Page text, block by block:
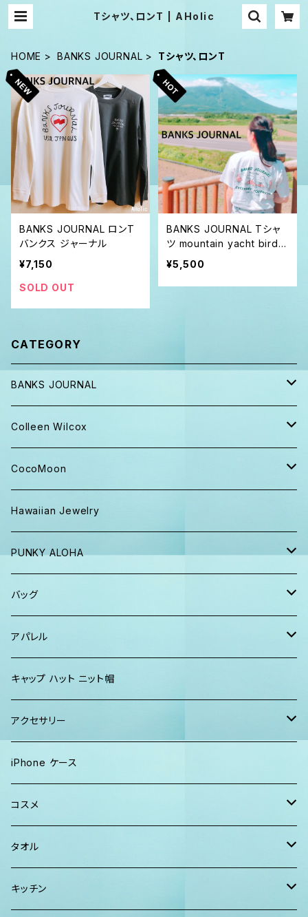
Tシャツ、ロンT | AHolic
HOME BANKS JOURNAL Tシャツ、ロンT
BANKS JOURNAL ロンT
バンクス ジャーナル
¥7,150
SOLD OUT
BANKS JOURNAL Tシャ
ツ mountain yacht bird
バンクス ジャーナル
¥5,500
CATEGORY
BANKS JOURNAL
キャップ ニット帽
パンツ
Tシャツ、ロンT
半袖シャツ
ショーツ、短パン
パーカー、スウェット
Colleen Wilcox
ポーチ
バッグ
iPhoneケース
その他
タオル
CocoMoon
おくるみ
おくるみ&スタイ ギフト
マスク
ガウン&帽子セット
Hawaiian Jewelry
PUNKY ALOHA
トートバッグ・ポーチ
ハンカチタオル
ワンピース
バッグ
ポーチ
巾着バッグ
トートバッグ
2WAYバッグ
マルシェバッグ
ボストンバッグ
ショルダー
アパレル
キッズ
キャップ
Tシャツ
レディース
ソックス
マキシワンピ、スカート
メンズ
Tシャツ ロンT
カジュアルシャツ
キャップ ハット ニット帽
アクセサリー
Lani Hawaii Jewelry
Foterra Jewelry
AHolic Handmade
vividy
iPhone ケース
コスメ
BLOSSOM
KULA HERBS
タオル
スマーフ
キッチン